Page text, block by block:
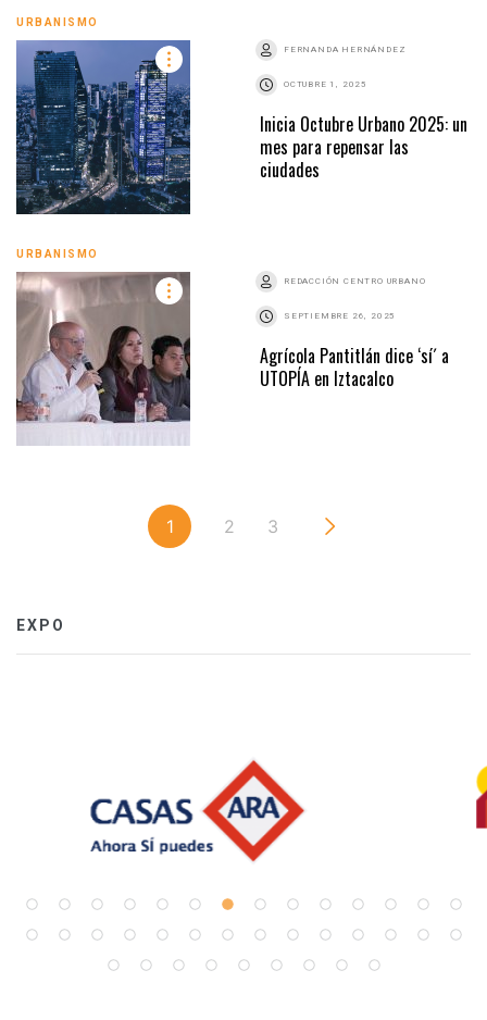
URBANISMO
FERNANDA HERNÁNDEZ
OCTUBRE 1, 2025
Inicia Octubre Urbano 2025: un
mes para repensar las
ciudades
URBANISMO
REDACCIÓN CENTRO URBANO
SEPTIEMBRE 26, 2025
Agrícola Pantitlán dice ‘sí´ a
UTOPÍA en Iztacalco
1 2 3
EXPO